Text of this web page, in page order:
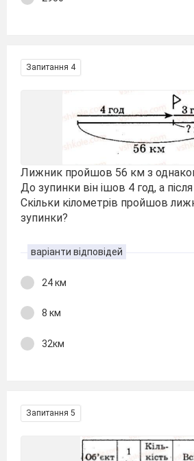
Запитання 4
Лижник пройшов 56 км з
До зупинки він ішов 4 год, а
Скільки кілометрів пройшов
зупинки?
варіанти відповідей
24 км
8 км
32км
Запитання 5